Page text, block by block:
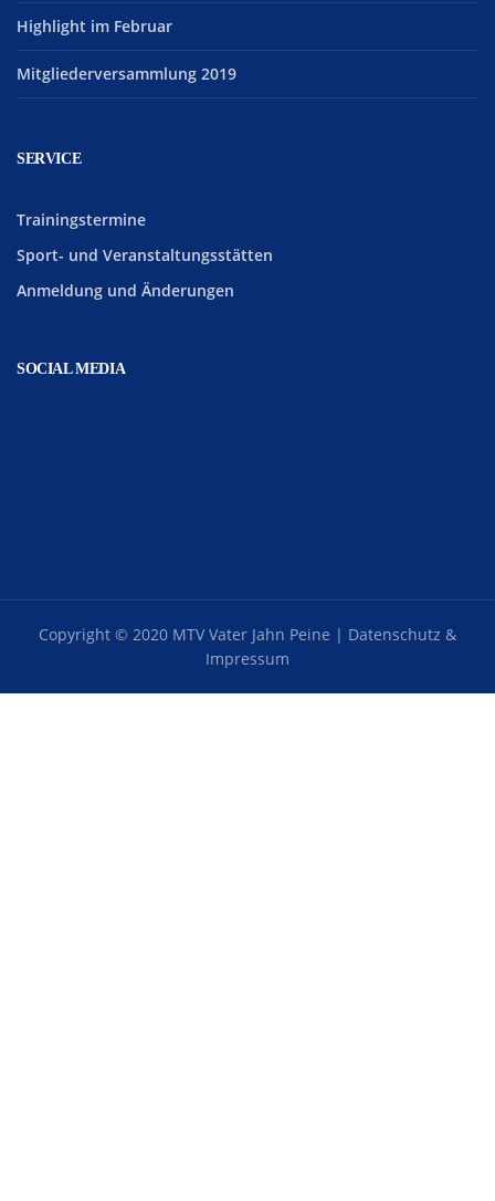
Highlight im Februar
Mitgliederversammlung 2019
SERVICE
Trainingstermine
Sport- und Veranstaltungsstätten
Anmeldung und Änderungen
SOCIAL MEDIA
Copyright © 2020 MTV Vater Jahn Peine | Datenschutz &
Impressum